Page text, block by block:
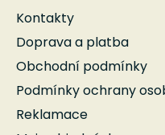
Kontakty
Doprava a platba
Obchodní podmínky
Podmínky ochrany
Reklamace